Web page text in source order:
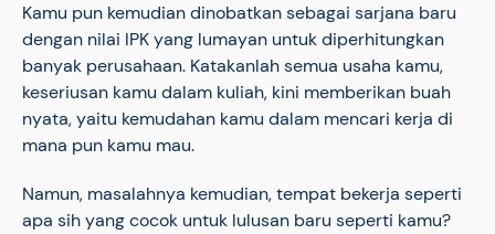
Kamu pun kemudian dinobatkan sebagai sarjana baru
dengan nilai IPK yang lumayan untuk diperhitungkan
banyak perusahaan. Katakanlah semua usaha kamu,
keseriusan kamu dalam kuliah, kini memberikan buah
nyata, yaitu kemudahan kamu dalam mencari kerja di
mana pun kamu mau.
Namun, masalahnya kemudian, tempat bekerja seperti
apa sih yang cocok untuk lulusan baru seperti kamu?